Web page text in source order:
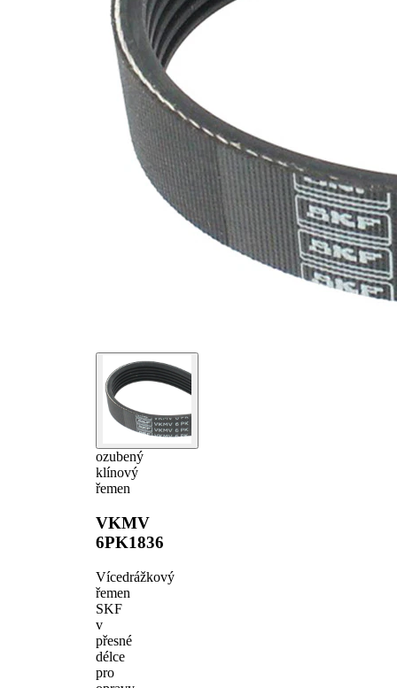
ozubený
klínový
řemen
VKMV
6PK1836
Vícedrážkový
řemen
SKF
v
přesné
délce
pro
SVHC
SVHC
substance
Materiál
řemene
EPDM
(Ethylen-
Propylen-
Dien-
Kautschuk)